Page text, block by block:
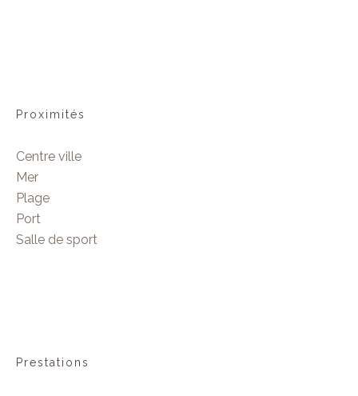
Proximités
Centre ville
Mer
Plage
Port
Salle de sport
Prestations